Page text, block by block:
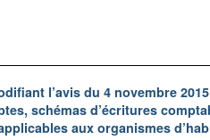
l’avis du 4 novembre
schémas d’écritures
aux organismes